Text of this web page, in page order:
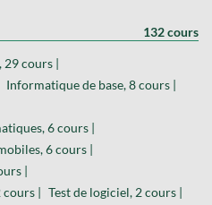
132 cours
cours |
Informatique de base, 8 cours |
6 cours |
6 cours |
|
|
Test de logiciel, 2 cours |